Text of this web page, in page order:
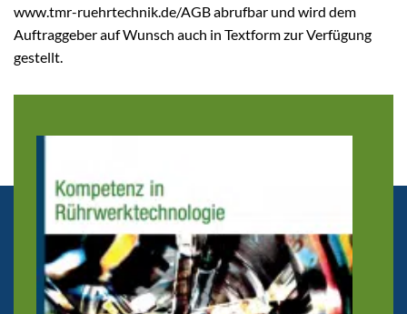
www.tmr-ruehrtechnik.de/AGB abrufbar und wird dem
Auftraggeber auf Wunsch auch in Textform zur Verfügung
gestellt.